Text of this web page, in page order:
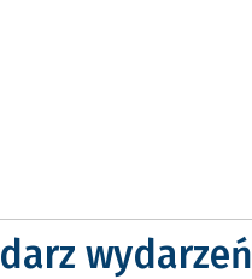
wydarzeń